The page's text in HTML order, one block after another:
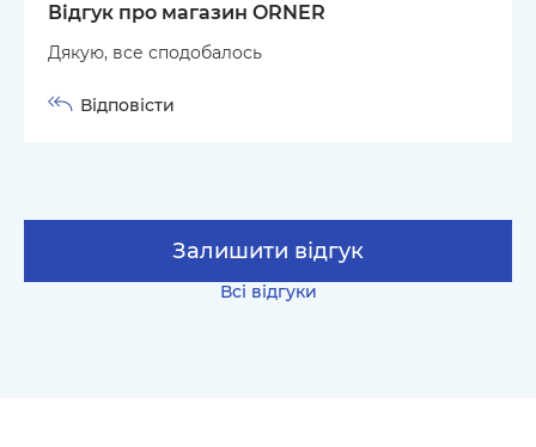
Відгук про магазин ORNER
Дякую, все сподобалось
Відповісти
Всі відгуки
Залишити відгук